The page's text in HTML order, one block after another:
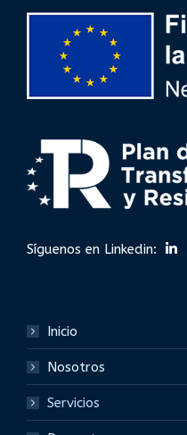
Síguenos en Linkedin:
Inicio
Nosotros
Servicios